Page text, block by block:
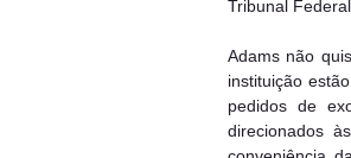
Tribunal Federal.
Adams não
instituição
pedidos de
direcionados